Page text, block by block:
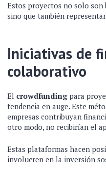
Estos proyectos no solo son
sino que también
Iniciativas de
colaborativo
El crowdfunding para
tendencia en auge. Este
empresas contribuyan
otro modo, no recibirían el
Estas plataformas hacen
involucren en la inversión